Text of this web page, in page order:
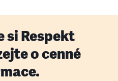
si Respekt
o cenné